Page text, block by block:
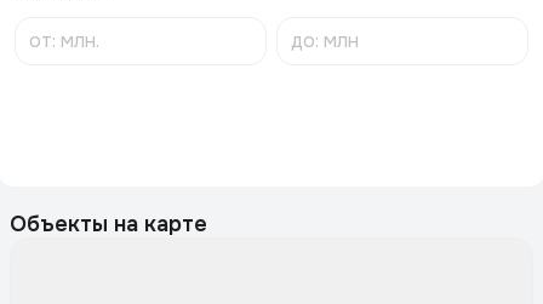
Объекты на карте